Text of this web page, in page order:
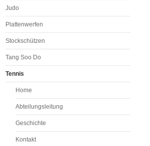
Judo
Plattenwerfen
Stockschützen
Tang Soo Do
Tennis
Home
Abteilungsleitung
Geschichte
Kontakt